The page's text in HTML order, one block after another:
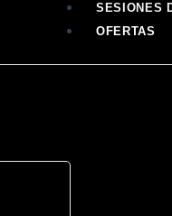
SESIONES
OFERTAS